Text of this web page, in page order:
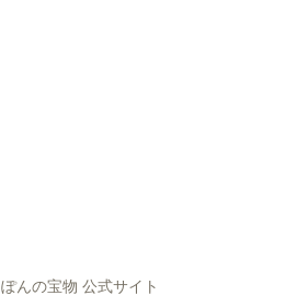
んの宝物 公式サイト